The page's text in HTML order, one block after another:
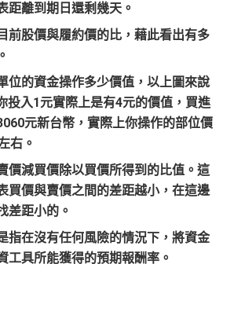
距離到期日還剩幾天。
前股價與履約價的比，藉此看出有多
位的資金操作多少價值，以上圖來說
投入1元實際上是有4元的價值，買進
元新台幣，實際上你操作的部位價
右。
價減買價除以買價所得到的比值。這
買價與賣價之間的差距越小，在這邊
差距小的。
指在沒有任何風險的情況下，將資金
工具所能獲得的預期報酬率。